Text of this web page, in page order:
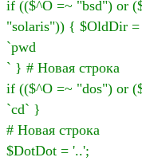
if (($^O =~ "bsd") or
"solaris")) { $OldDir =
`pwd
` } # Новая строка
if (($^O =~ "dos") or
`cd` }
# Новая строка
$DotDot = '..';